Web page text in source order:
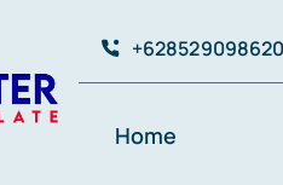
Home